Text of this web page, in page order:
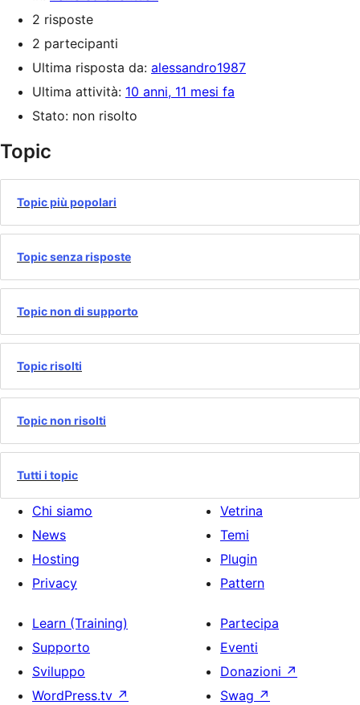
2 risposte
2 partecipanti
Ultima risposta da: alessandro1987
Ultima attività: 10 anni, 11 mesi fa
Stato: non risolto
Topic
Topic più popolari
Topic senza risposte
Topic non di supporto
Topic risolti
Topic non risolti
Tutti i topic
Chi siamo
News
Hosting
Privacy
Vetrina
Temi
Plugin
Pattern
Learn (Training)
Supporto
Sviluppo
WordPress.tv ↗
Partecipa
Eventi
Donazioni ↗
Swag ↗